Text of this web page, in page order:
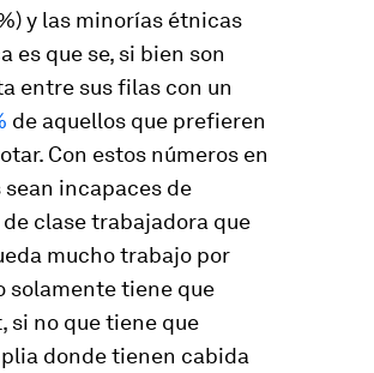
y las minorías étnicas
es que se, si bien son
entre sus filas con un
de aquellos que prefieren
Con estos números en
incapaces de
clase trabajadora que
mucho trabajo por
solamente tiene que
si no que tiene que
donde tienen cabida